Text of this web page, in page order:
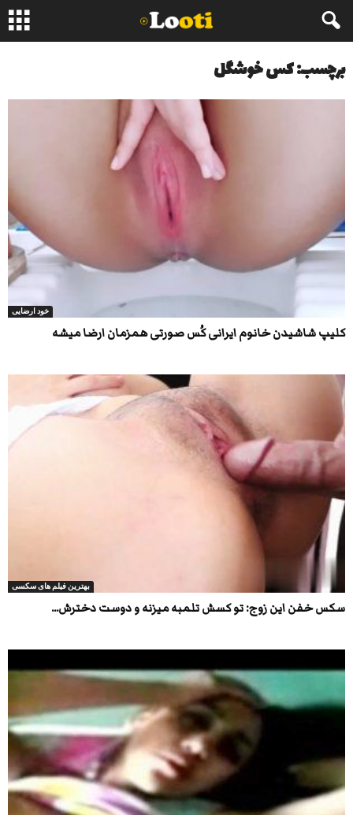
برچسب: کس خوشگل
خود ارضایی
کلیپ شاشیدن خانوم ایرانی کُس صورتی همزمان ارضا میشه
بهترین فیلم های سکسی
سکس خفن این زوج: تو کسش تلمبه میزنه و دوست دخترش...